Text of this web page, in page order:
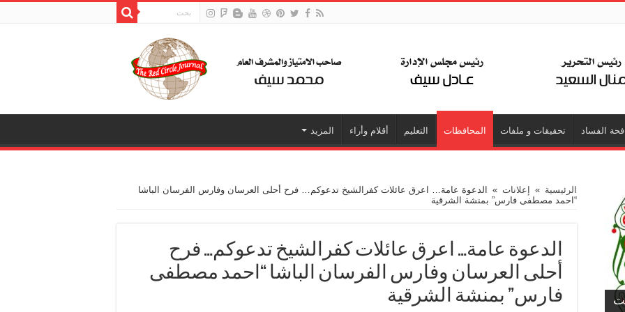
الفساد تحقيقات و ملفات المحافظات التعليم أقلام وأراء المزيد
الرئيسية » إعلانات »
الدعوة عامة… اعرق عائلات كفرالشيخ تدعوكم… فرح أحلى العرسان وفارس الفرسان الباشا
“احمد مصطفى فارس” بمنشة الشرقية
الدعوة عامة… اعرق عائلات كفرالشيخ تدعوكم… فرح
أحلى العرسان وفارس الفرسان الباشا “احمد مصطفى
فارس” بمنشة الشرقية